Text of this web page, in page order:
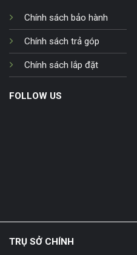
Chính sách bảo hành
Chính sách trả góp
Chính sách lắp đặt
FOLLOW US
TRỤ SỞ CHÍNH